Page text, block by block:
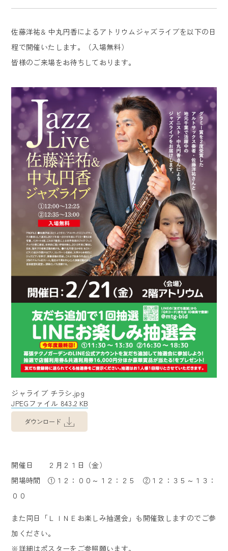
佐藤洋祐& 中丸円香によるアトリウムジャズライブを以下の日
程で開催いたします。（入場無料）
皆様のご来場をお待ちしております。
ジャライブ チラシ.jpg
JPEGファイル 843.2 KB
ダウンロード
開催日 ２月２１日（金）
開場時間 ①１２：００～１２：２５ ②１２：３５～１３：
００
また同日「ＬＩＮＥお楽しみ抽選会」も開催致しますのでご参
加ください。
※詳細はポスターをご参照願います。